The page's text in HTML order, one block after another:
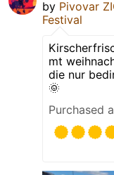
by Pivovar
Festival
mt
die nur
🌞
Purchased